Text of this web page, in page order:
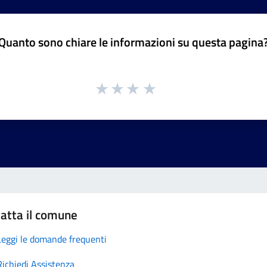
sono chiare le informazioni su questa
il comune
le domande frequenti
Assistenza